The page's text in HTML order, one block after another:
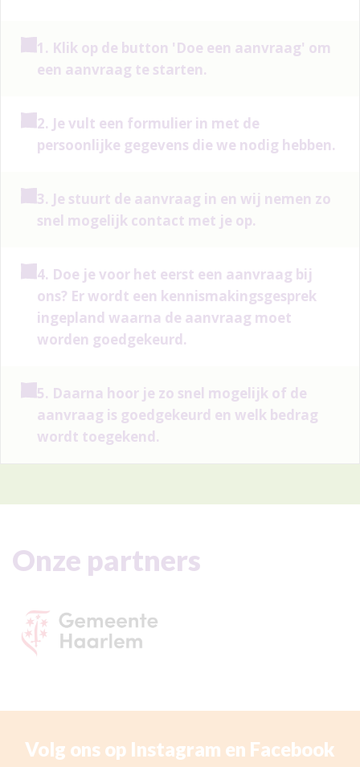
1. Klik op de button 'Doe een aanvraag' om
een aanvraag te starten.
2. Je vult een formulier in met de
persoonlijke gegevens die we nodig hebben.
3. Je stuurt de aanvraag in en wij nemen zo
snel mogelijk contact met je op.
4. Doe je voor het eerst een aanvraag bij
ons? Er wordt een kennismakingsgesprek
ingepland waarna de aanvraag moet
worden goedgekeurd.
5. Daarna hoor je zo snel mogelijk of de
aanvraag is goedgekeurd en welk bedrag
wordt toegekend.
Onze partners
Beste bezoeker, ook bij Leergeld is de vakantie